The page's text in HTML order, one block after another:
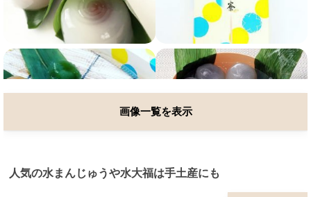
画像一覧を表示
人気の水まんじゅうや水大福は手土産にも